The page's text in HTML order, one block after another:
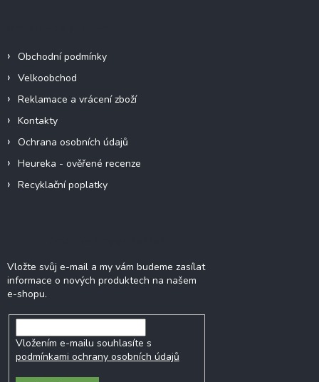
Obchodní podmínky
Velkoobchod
Reklamace a vrácení zboží
Kontakty
Ochrana osobních údajů
Heureka - ověřené recenze
Recyklační poplatky
Vložte svůj e-mail a my vám budeme zasílat
informace o nových produktech na našem
e-shopu.
Vložením e-mailu souhlasíte s
podmínkami ochrany osobních údajů